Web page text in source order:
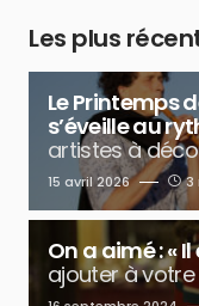
Les plus
Le Printemps
s’éveille au
artistes à
15 avril 2026 3
On a aimé : «
ajouter à votre